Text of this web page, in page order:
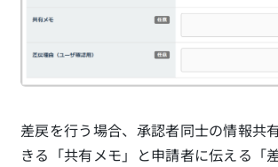
差戻を行う場合、承認者同士の情報共
きる「共有メモ」と申請者に伝える「